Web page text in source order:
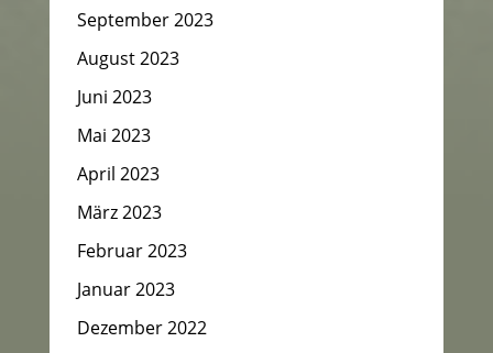
September 2023
August 2023
Juni 2023
Mai 2023
April 2023
März 2023
Februar 2023
Januar 2023
Dezember 2022